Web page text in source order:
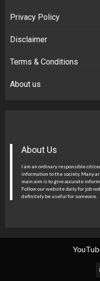
Privacy Policy
Disclaimer
Terms & Conditions
About us
About Us
I am an ordinary responsible
information to the society. Many
main aim is to give accurate
Follow our website daily for job
definitely be useful for someone.